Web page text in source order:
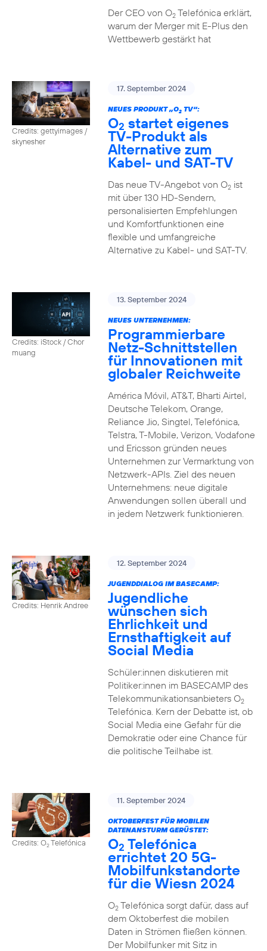
Der CEO von O2Telefónica erklärt,
warum der Merger mit E-Plus den
Wettbewerb gestärkt hat
Credits: gettyimages /
skynesher
17. September 2024
NEUES PRODUKT „O2TV“:
O2 startet eigenes
TV-Produkt als
Alternative zum
Kabel- und SAT-TV
Das neue TV-Angebot von O2ist
mit über 130 HD-Sendern,
personalisierten Empfehlungen
und Komfortfunktionen eine
flexible und umfangreiche
Alternative zu Kabel- und SAT-TV.
Credits: iStock / Chor
muang
13. September 2024
NEUES UNTERNEHMEN:
Programmierbare
Netz-Schnittstellen
für Innovationen mit
globaler Reichweite
América Móvil, AT&T, Bharti Airtel,
Deutsche Telekom, Orange,
Reliance Jio, Singtel, Telefónica,
Telstra, T-Mobile, Verizon, Vodafone
und Ericsson gründen neues
Unternehmen zur Vermarktung von
Netzwerk-APIs. Ziel des neuen
Unternehmens: neue digitale
Anwendungen sollen überall und
in jedem Netzwerk funktionieren.
Credits: Henrik Andree
12. September 2024
JUGENDDIALOG IM BASECAMP:
Jugendliche
wünschen sich
Ehrlichkeit und
Ernsthaftigkeit auf
Social Media
Schüler:innen diskutieren mit
Politiker:innen im BASECAMP des
Telekommunikationsanbieters O2
Telefónica. Kern der Debatte ist, ob
Social Media eine Gefahr für die
Demokratie oder eine Chance für
die politische Teilhabe ist.
Credits: O2Telefónica
11. September 2024
OKTOBERFEST FÜR MOBILEN
DATENANSTURM GERÜSTET:
O2 Telefónica
errichtet 20 5G-
Mobilfunkstandorte
für die Wiesn 2024
O2Telefónica sorgt dafür, dass auf
dem Oktoberfest die mobilen
Daten in Strömen fließen können.
Der Mobilfunker mit Sitz in